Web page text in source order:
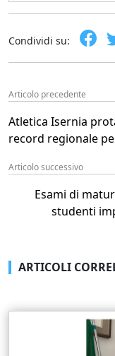
Condividi su:
Articolo precedente
Atletica Isernia
record regionale
Articolo successivo
Esami di
studenti
ARTICOLI